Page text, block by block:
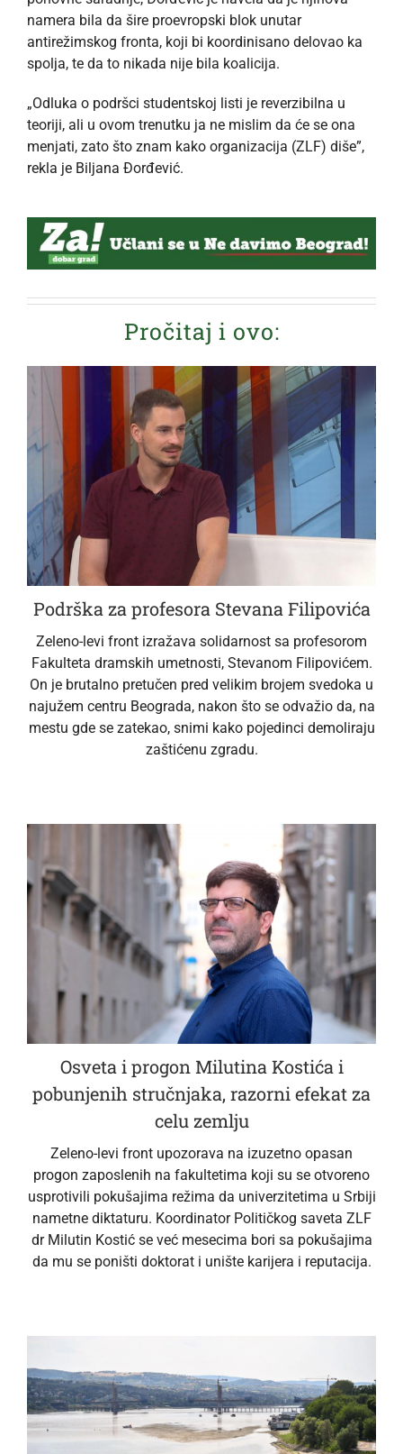
namera bila da šire proevropski blok unutar
antirežimskog fronta, koji bi koordinisano delovao ka
spolja, te da to nikada nije bila koalicija.
„Odluka o podršci studentskoj listi je reverzibilna u
teoriji, ali u ovom trenutku ja ne mislim da će se ona
menjati, zato što znam kako organizacija (ZLF) diše”,
rekla je Biljana Đorđević.
Pročitaj i ovo:
Podrška za profesora Stevana Filipovića
Zeleno-levi front izražava solidarnost sa profesorom
Fakulteta dramskih umetnosti, Stevanom Filipovićem.
On je brutalno pretučen pred velikim brojem svedoka u
najužem centru Beograda, nakon što se odvažio da, na
mestu gde se zatekao, snimi kako pojedinci demoliraju
zaštićenu zgradu.
Osveta i progon Milutina Kostića i
pobunjenih stručnjaka, razorni efekat za
celu zemlju
Zeleno-levi front upozorava na izuzetno opasan
progon zaposlenih na fakultetima koji su se otvoreno
usprotivili pokušajima režima da univerzitetima u Srbiji
nametne diktaturu. Koordinator Političkog saveta ZLF
dr Milutin Kostić se već mesecima bori sa pokušajima
da mu se poništi doktorat i unište karijera i reputacija.